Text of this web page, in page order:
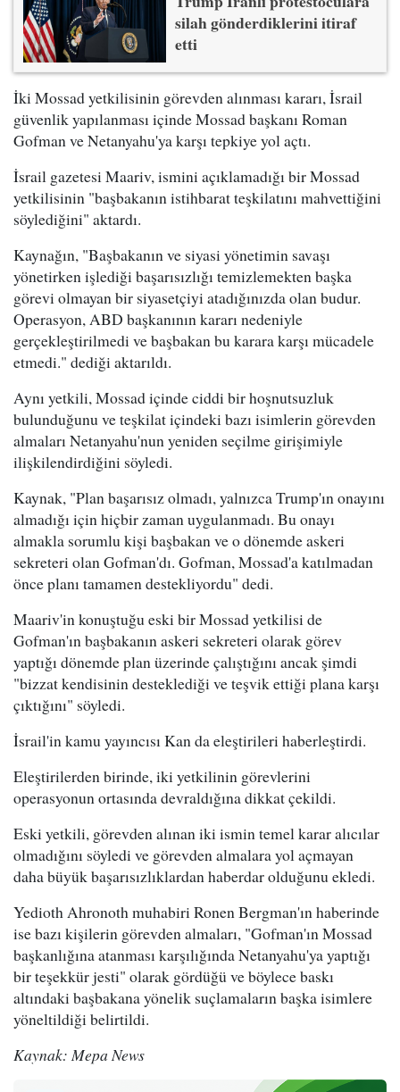
silah gönderdiklerini itiraf
etti
İki Mossad yetkilisinin görevden alınması kararı, İsrail
güvenlik yapılanması içinde Mossad başkanı Roman
Gofman ve Netanyahu'ya karşı tepkiye yol açtı.
İsrail gazetesi Maariv, ismini açıklamadığı bir Mossad
yetkilisinin "başbakanın istihbarat teşkilatını mahvettiğini
söylediğini" aktardı.
Kaynağın, "Başbakanın ve siyasi yönetimin savaşı
yönetirken işlediği başarısızlığı temizlemekten başka
görevi olmayan bir siyasetçiyi atadığınızda olan budur.
Operasyon, ABD başkanının kararı nedeniyle
gerçekleştirilmedi ve başbakan bu karara karşı mücadele
etmedi." dediği aktarıldı.
Aynı yetkili, Mossad içinde ciddi bir hoşnutsuzluk
bulunduğunu ve teşkilat içindeki bazı isimlerin görevden
almaları Netanyahu'nun yeniden seçilme girişimiyle
ilişkilendirdiğini söyledi.
Kaynak, "Plan başarısız olmadı, yalnızca Trump'ın onayını
almadığı için hiçbir zaman uygulanmadı. Bu onayı
almakla sorumlu kişi başbakan ve o dönemde askeri
sekreteri olan Gofman'dı. Gofman, Mossad'a katılmadan
önce planı tamamen destekliyordu" dedi.
Maariv'in konuştuğu eski bir Mossad yetkilisi de
Gofman'ın başbakanın askeri sekreteri olarak görev
yaptığı dönemde plan üzerinde çalıştığını ancak şimdi
"bizzat kendisinin desteklediği ve teşvik ettiği plana karşı
çıktığını" söyledi.
İsrail'in kamu yayıncısı Kan da eleştirileri haberleştirdi.
Eleştirilerden birinde, iki yetkilinin görevlerini
operasyonun ortasında devraldığına dikkat çekildi.
Eski yetkili, görevden alınan iki ismin temel karar alıcılar
olmadığını söyledi ve görevden almalara yol açmayan
daha büyük başarısızlıklardan haberdar olduğunu ekledi.
Yedioth Ahronoth muhabiri Ronen Bergman'ın haberinde
ise bazı kişilerin görevden almaları, "Gofman'ın Mossad
başkanlığına atanması karşılığında Netanyahu'ya yaptığı
bir teşekkür jesti" olarak gördüğü ve böylece baskı
altındaki başbakana yönelik suçlamaların başka isimlere
yöneltildiği belirtildi.
Kaynak: Mepa News